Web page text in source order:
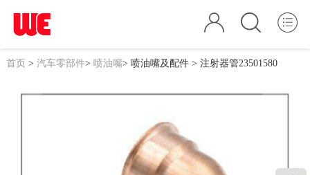
首页> 汽车零部件> 喷油嘴> 喷油嘴及配件> 注射器管23501580